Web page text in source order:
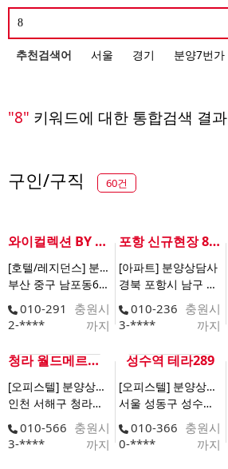
추천검색어 서울 경기 분양7번가
"8" 키워드에 대한 통합검색 결과
구인/구직 60건
와이컬렉션 BY 남포
[호텔/레지던스] 분양상담사
부산 중구 남포동6가 91 | 0명
010-291
2-****
충원시
까지
포항 신규현장 8/20 스타트
[아파트] 분양상담사
경북 포항시 남구 해도동 207-7 | 0명
010-236
3-****
충원시
까지
청라 월드메르디앙 레이크원
[오피스텔] 분양상담사
인천 서해구 청라한내로100번길 20 | 0명
010-566
3-****
충원시
까지
성수역 테라289
[오피스텔] 분양상담사
서울 성동구 성수동1가 720 | 0명
010-366
0-****
충원시
까지